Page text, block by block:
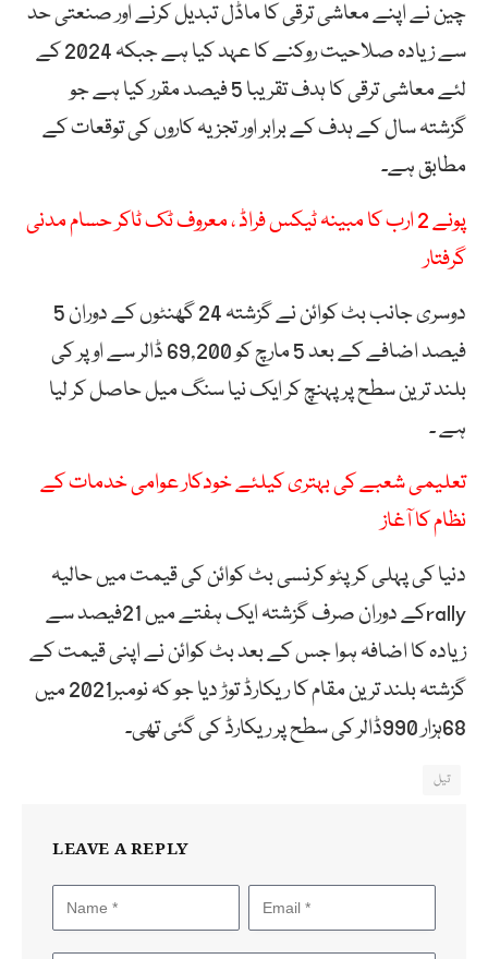
چین نے اپنے معاشی ترقی کا ماڈل تبدیل کرنے اور صنعتی حد
سے زیادہ صلاحیت روکنے کا عہد کیا ہے جبکہ 2024 کے
لئے معاشی ترقی کا ہدف تقریبا 5 فیصد مقرر کیا ہے جو
گزشتہ سال کے ہدف کے برابر اور تجزیہ کاروں کی توقعات کے
مطابق ہے۔
پونے 2 ارب کا مبینہ ٹیکس فراڈ ، معروف ٹک ٹاکر حسام مدنی
گرفتار
دوسری جانب بٹ کوائن نے گزشتہ 24 گھنٹوں کے دوران 5
فیصد اضافے کے بعد 5 مارچ کو 69,200 ڈالر سے اوپر کی
بلند ترین سطح پر پہنچ کر ایک نیا سنگ میل حاصل کر لیا
ہے ۔
تعلیمی شعبے کی بہتری کیلئے خودکار عوامی خدمات کے
نظام کا آغاز
دنیا کی پہلی کرپٹو کرنسی بٹ کوائن کی قیمت میں حالیہ
rallyکے دوران صرف گزشتہ ایک ہفتے میں 21فیصد سے
زیادہ کا اضافہ ہوا جس کے بعد بٹ کوائن نے اپنی قیمت کے
گزشتہ بلند ترین مقام کا ریکارڈ توڑ دیا جو کہ نومبر2021 میں
68ہزار 990ڈالر کی سطح پر ریکارڈ کی گئی تھی۔
تیل
LEAVE A REPLY